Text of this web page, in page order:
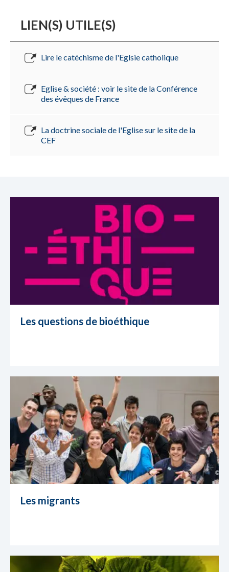
LIEN(S) UTILE(S)
Lire le catéchisme de l'Eglsie catholique
Eglise & société : voir le site de la Conférence
des évêques de France
La doctrine sociale de l'Eglise sur le site de la
CEF
Les questions de bioéthique
Les migrants